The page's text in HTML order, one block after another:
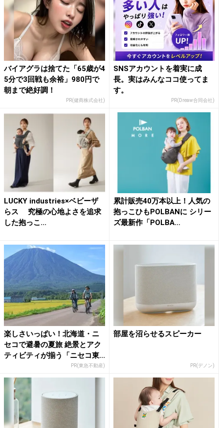
バイアグラは捨てた「65歳が4
5分で3回戦も余裕」980円で
朝まで絶好調！
PR(健商株式会社)
SNSアカウントを着実に成
長。実はみんなココ使ってま
す。
PR(Dreaw合同会社)
LUCKY industries×ベビーザ
らス 究極の心地よさを追求
した抱っこ...
累計販売40万本以上！人気の
抱っこひもPOLBANに シリー
ズ最新作「POLBA...
楽しさいっぱい！北海道・ニ
セコで避暑の夏旅 絶景とアク
ティビティが揃う「ニセコ東...
PR(東急不動産)
部屋を沼らせるスピーカー
PR(デノン)